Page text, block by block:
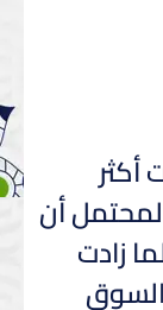
أكثر
أن
زادت